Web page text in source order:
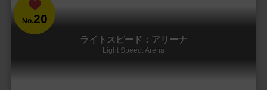
No.20
ライトスピード：アリーナ
Light Speed: Arena